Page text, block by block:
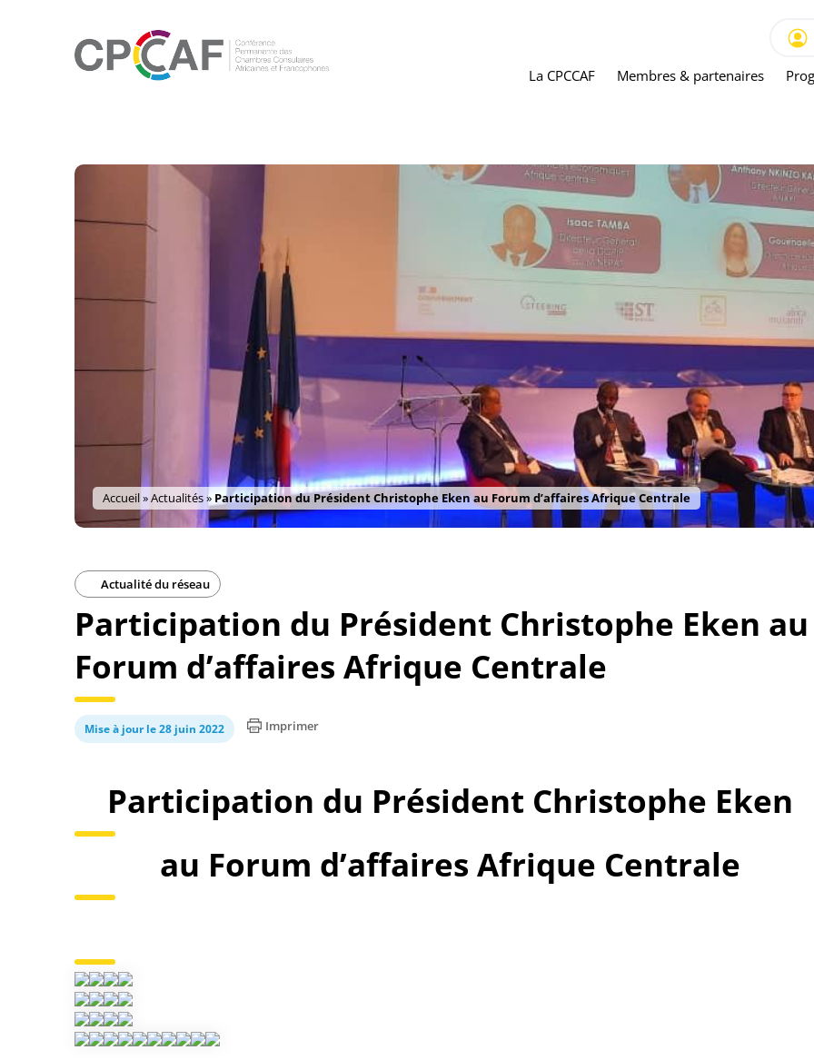
La CPCCAF Membres & partenaires
Accueil»Actualités» Participation du Président Christophe Eken au Forum d’affaires Afrique Centrale
Actualité du réseau
Participation du Président Christophe Eken au
Forum d’affaires Afrique Centrale
Mise à jour le 28 juin 2022 Imprimer
Participation du Président Christophe Eken
au Forum d’affaires Afrique Centrale